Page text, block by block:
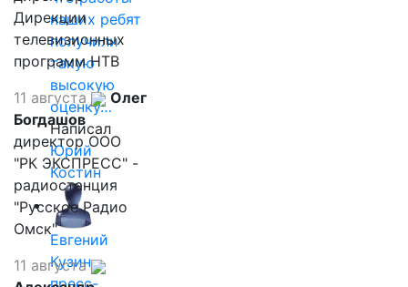
наших ребят
получили
такую
высокую
оценку…
Написал
Юрий
Костин
Евгений
Кузин,
Дирекции
телевизионных
программ НТВ
11 августа
Олег
Богдашов
директор ООО
"РК ЭКСПРЕСС" -
радиостанция
"Русское Радио
Омск"
11 августа